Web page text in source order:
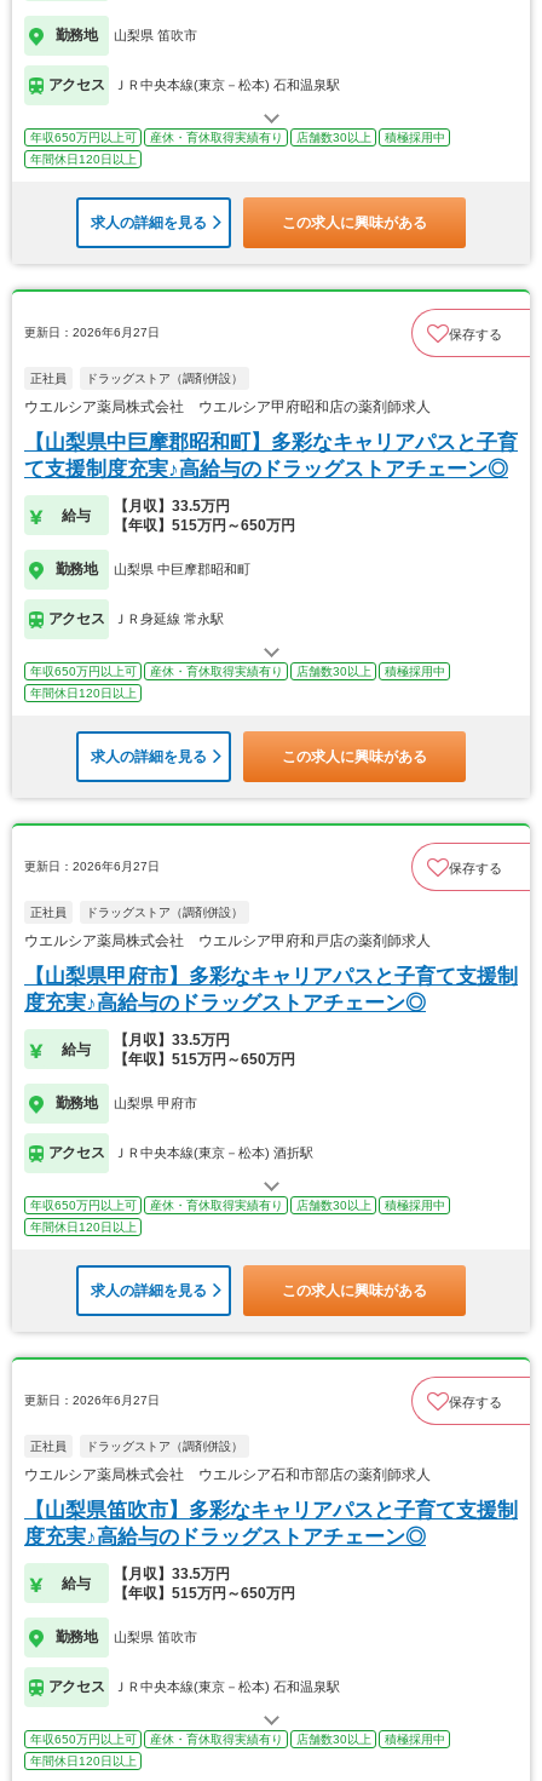
勤務地 山梨県 笛吹市
アクセス ＪＲ中央本線(東京－松本) 石和温泉駅
年収650万円以上可 産休・育休取得実績有り 店舗数30以上
積極採用中
年間休日120日以上
求人の詳細を見る この求人に興味がある
更新日：2026年6月27日 保存する
正社員 ドラッグストア（調剤併設）
ウエルシア薬局株式会社 ウエルシア甲府昭和店の薬剤師求人
【山梨県中巨摩郡昭和町】多彩なキャリアパスと子育
て支援制度充実♪高給与のドラッグストアチェーン◎
給与
【月収】33.5万円
【年収】515万円～650万円
勤務地 山梨県 中巨摩郡昭和町
アクセス ＪＲ身延線 常永駅
年収650万円以上可 産休・育休取得実績有り 店舗数30以上
積極採用中
年間休日120日以上
求人の詳細を見る この求人に興味がある
更新日：2026年6月27日 保存する
正社員 ドラッグストア（調剤併設）
ウエルシア薬局株式会社 ウエルシア甲府和戸店の薬剤師求人
【山梨県甲府市】多彩なキャリアパスと子育て支援制
度充実♪高給与のドラッグストアチェーン◎
給与
【月収】33.5万円
【年収】515万円～650万円
勤務地 山梨県 甲府市
アクセス ＪＲ中央本線(東京－松本) 酒折駅
年収650万円以上可 産休・育休取得実績有り 店舗数30以上
積極採用中
年間休日120日以上
求人の詳細を見る この求人に興味がある
更新日：2026年6月27日 保存する
正社員 ドラッグストア（調剤併設）
ウエルシア薬局株式会社 ウエルシア石和市部店の薬剤師求人
【山梨県笛吹市】多彩なキャリアパスと子育て支援制
度充実♪高給与のドラッグストアチェーン◎
給与
【月収】33.5万円
【年収】515万円～650万円
勤務地 山梨県 笛吹市
アクセス ＪＲ中央本線(東京－松本) 石和温泉駅
年収650万円以上可 産休・育休取得実績有り 店舗数30以上
積極採用中
年間休日120日以上